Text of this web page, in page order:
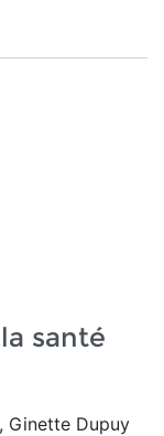
santé
Ginette Dupuy